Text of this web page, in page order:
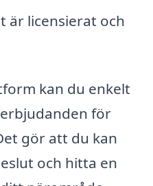
är licensierat och
kan du enkelt
för
gör att du kan
och hitta en